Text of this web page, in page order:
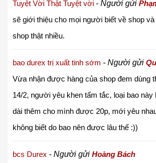
Tuyệt Vời Thật Tuyệt vời - Người gửi
sẽ giới thiệu cho mọi người biết về shop
shop thật nhiều.
bao durex trị xuất tinh sớm - Người gửi
Vừa nhận được hàng của shop đem dùng
14/2, người yêu khen tấm tắc, loại bao này
dài thêm cho mình được 20p, mới yêu
không biết do bao nên được lâu thế :))
bcs Durex - Người gửi Hoàng Bách